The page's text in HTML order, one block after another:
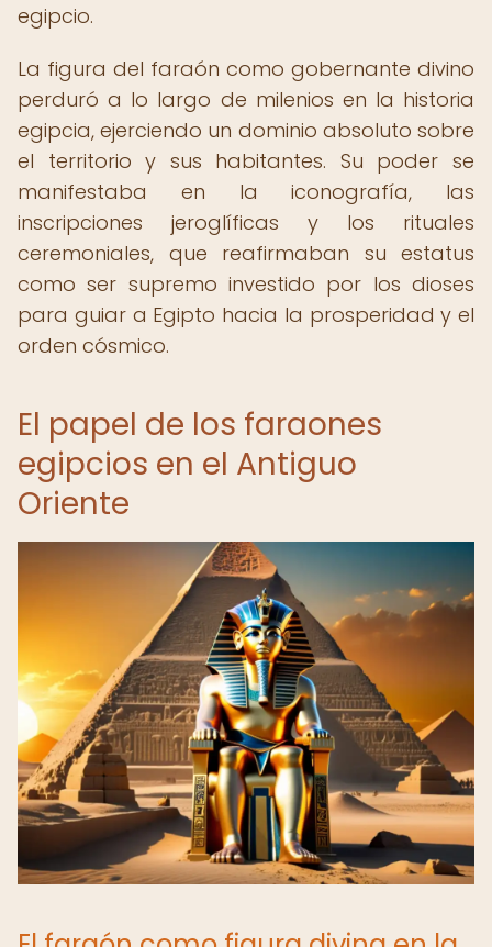
egipcio.
La figura del faraón como gobernante divino
perduró a lo largo de milenios en la historia
egipcia, ejerciendo un dominio absoluto sobre
el territorio y sus habitantes. Su poder se
manifestaba en la iconografía, las
inscripciones jeroglíficas y los rituales
ceremoniales, que reafirmaban su estatus
como ser supremo investido por los dioses
para guiar a Egipto hacia la prosperidad y el
orden cósmico.
El papel de los faraones
egipcios en el Antiguo
Oriente